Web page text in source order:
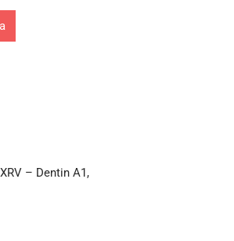
– Dentin A1,